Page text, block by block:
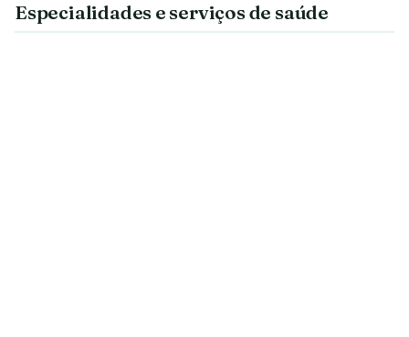
Especialidades e serviços de saúde